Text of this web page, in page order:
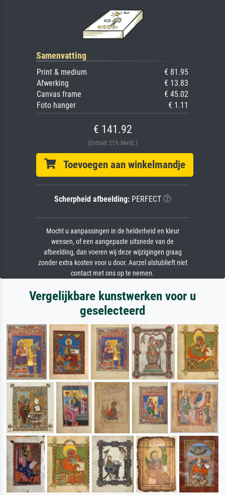
Samenvatting
Print & medium
€ 81.95
Afwerking
€ 13.83
Canvas frame
€ 45.02
Foto hanger
€ 1.11
€ 141.92
(Enthält 21% MwSt.)
Toevoegen aan winkelmandje
Scherpheid afbeelding:PERFECT
Mocht u aanpassingen in de helderheid en kleur
wensen, of een aangepaste uitsnede van de
afbeelding, dan voeren wij deze wijzigingen graag
zonder extra kosten voor u door. Aarzel alstublieft niet
contact met ons op te nemen.
Vergelijkbare kunstwerken voor u
geselecteerd